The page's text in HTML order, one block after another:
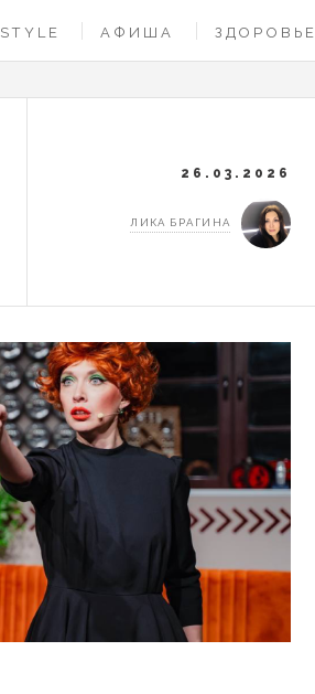
STYLE АФИША ЗДОРОВЬЕ
26.03.2026
ЛИКА БРАГИНА